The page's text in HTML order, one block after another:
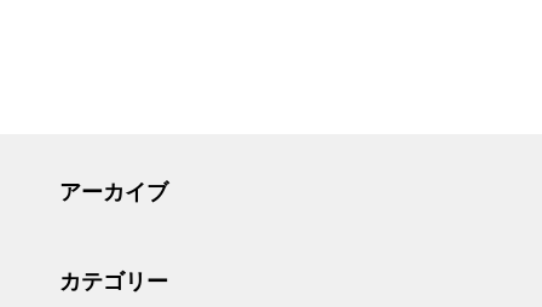
アーカイブ
カテゴリー